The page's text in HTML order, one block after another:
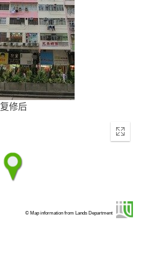
复修后
Enter
© Map information from Lands Department